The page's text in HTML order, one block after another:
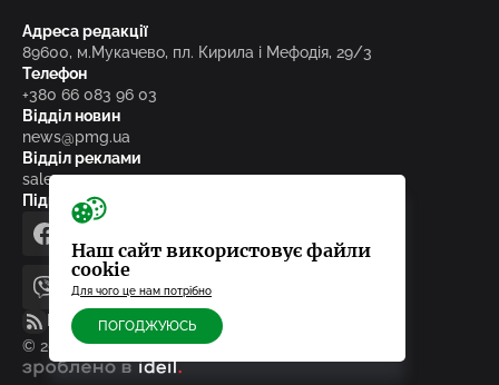
Адреса редакції
89600, м.Мукачево, пл. Кирила і Мефодія, 29/3
Телефон
+380 66 083 96 03
Відділ новин
news@pmg.ua
Відділ реклами
sales@pmg.ua
Підписуйтесь на нас у соціальних мережах
facebooktelegram
viber
youtube
RSS-стрічка
© 2010-2026, ТОВ «Редакція газети «Панорама»
зроблено в ideil.
Наш сайт використовує файли
cookie
Для чого це нам потрібно
ПОГОДЖУЮСЬ